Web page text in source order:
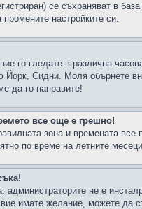
се съхраняват в
настройките си.
го гледате в различна
Сидни. Моля обърнете
да го направите!
все още е грешно!
зона и времената
по време на летните
администраторите не е
имате желание, можете да